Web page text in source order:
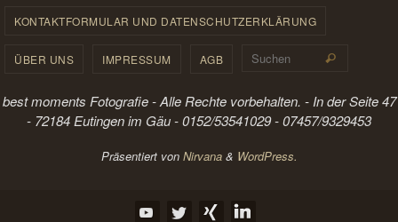
KONTAKTFORMULAR UND DATENSCHUTZERKLÄRUNG
ÜBER UNS IMPRESSUM AGB Suchen
best moments Fotografie - Alle Rechte vorbehalten. - In der Seite 47
- 72184 Eutingen im Gäu - 0152/53541029 - 07457/9329453
Präsentiert von Nirvana& WordPress.